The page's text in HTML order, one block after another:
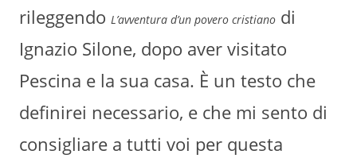
rileggendo L’avventura d’un povero cristiano di
Ignazio Silone, dopo aver visitato
Pescina e la sua casa. È un testo che
definirei necessario, e che mi sento di
consigliare a tutti voi per questa